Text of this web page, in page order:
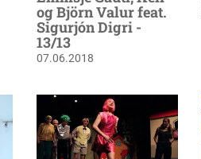
og Björn Valur feat.
Sigurjón Digri -
13/13
07.06.2018